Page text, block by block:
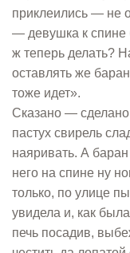
приклеились — не
— девушка к спине
ж теперь делать?
оставлять же
тоже идет».
Сказано —
пастух свирель
наяривать. А
него на спине ну
только, по улице
увидела и, как
печь посадив,